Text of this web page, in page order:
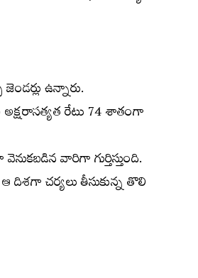
ఉన్నారు.
రేటు 74 శాతంగా
వారిగా గుర్తిస్తుంది.
దిశగా చర్యలు తీసుకున్న తొలి